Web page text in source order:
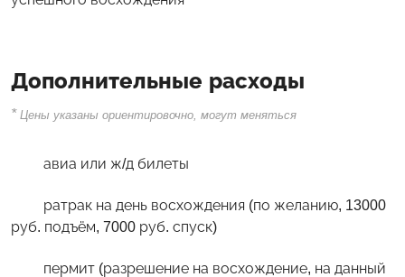
Дополнительные расходы
* Цены указаны ориентировочно, могут меняться
авиа или ж/д билеты
ратрак на день восхождения (по желанию, 13000
руб. подъём, 7000 руб. спуск)
пермит (разрешение на восхождение, на данный